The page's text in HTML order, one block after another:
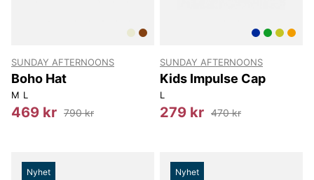
SUNDAY AFTERNOONS
Boho Hat
M L
469 kr 790 kr
SUNDAY AFTERNOONS
Kids Impulse Cap
L
279 kr 470 kr
Nyhet Nyhet